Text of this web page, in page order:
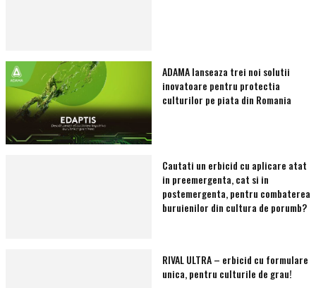
ADAMA lanseaza trei noi solutii
inovatoare pentru protectia
culturilor pe piata din Romania
Cautati un erbicid cu aplicare atat
in preemergenta, cat si in
postemergenta, pentru combaterea
buruienilor din cultura de porumb?
RIVAL ULTRA – erbicid cu formulare
unica, pentru culturile de grau!